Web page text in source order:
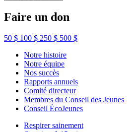
Faire un don
50 $ 100 $ 250 $ 500 $
Notre histoire
Notre équipe
Nos succès
Rapports annuels
Comité directeur
Membres du Conseil des Jeunes
Conseil ÉcoJeunes
Respirer sainement